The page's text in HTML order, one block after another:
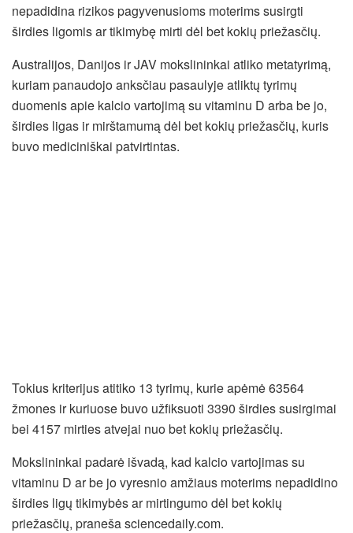
nepadidina rizikos pagyvenusioms moterims susirgti
širdies ligomis ar tikimybę mirti dėl bet kokių priežasčių.
Australijos, Danijos ir JAV mokslininkai atliko metatyrimą,
kuriam panaudojo anksčiau pasaulyje atliktų tyrimų
duomenis apie kalcio vartojimą su vitaminu D arba be jo,
širdies ligas ir mirštamumą dėl bet kokių priežasčių, kuris
buvo mediciniškai patvirtintas.
Tokius kriterijus atitiko 13 tyrimų, kurie apėmė 63564
žmones ir kuriuose buvo užfiksuoti 3390 širdies susirgimai
bei 4157 mirties atvejai nuo bet kokių priežasčių.
Mokslininkai padarė išvadą, kad kalcio vartojimas su
vitaminu D ar be jo vyresnio amžiaus moterims nepadidino
širdies ligų tikimybės ar mirtingumo dėl bet kokių
priežasčių, praneša sciencedaily.com.